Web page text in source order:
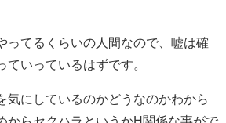
ってるくらいの人間なので、嘘は確
ていっているはずです。
気にしているのかどうなのかわから
からセクハラというかH関係な事がで